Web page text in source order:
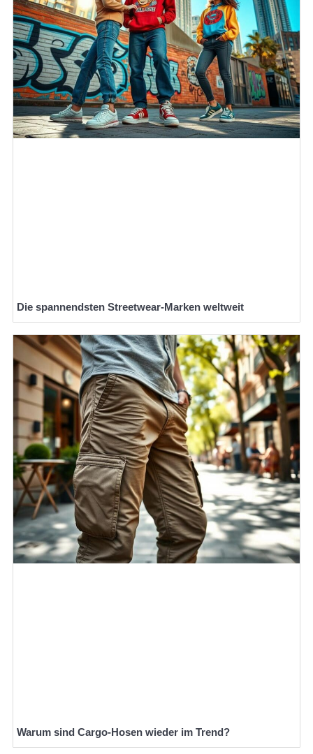
Die spannendsten Streetwear-Marken weltweit
Warum sind Cargo-Hosen wieder im Trend?